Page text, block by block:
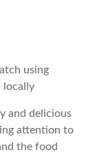
using
locally
and delicious
attention to
the food